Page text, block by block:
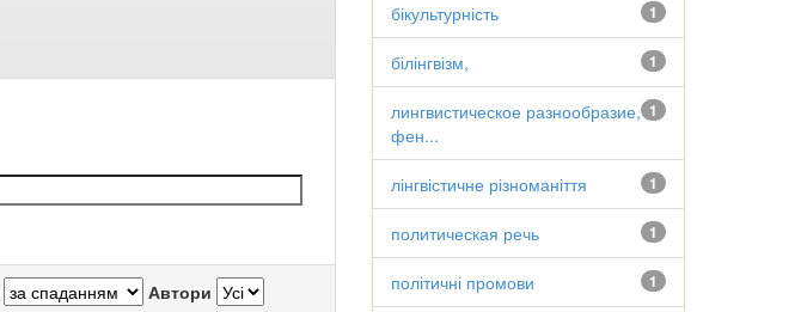
Автори
1
бікультурність
1
білінгвізм,
1
лингвистическое разнообразие,
фен...
1
лінгвістичне різноманіття
1
политическая речь
1
політичні промови